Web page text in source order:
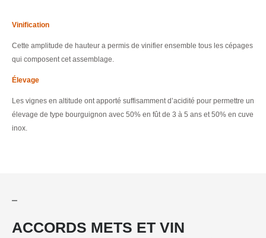
Vinification
Cette amplitude de hauteur a permis de vinifier ensemble tous les cépages
qui composent cet assemblage.
Élevage
Les vignes en altitude ont apporté suffisamment d’acidité pour permettre un
élevage de type bourguignon avec 50% en fût de 3 à 5 ans et 50% en cuve
inox.
ACCORDS METS ET VIN